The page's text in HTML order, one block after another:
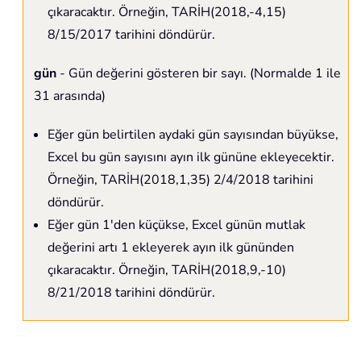
çıkaracaktır. Örneğin, TARİH(2018,-4,15)
8/15/2017 tarihini döndürür.
gün - Gün değerini gösteren bir sayı. (Normalde 1 ile
31 arasında)
Eğer gün belirtilen aydaki gün sayısından büyükse,
Excel bu gün sayısını ayın ilk gününe ekleyecektir.
Örneğin, TARİH(2018,1,35) 2/4/2018 tarihini
döndürür.
Eğer gün 1'den küçükse, Excel günün mutlak
değerini artı 1 ekleyerek ayın ilk gününden
çıkaracaktır. Örneğin, TARİH(2018,9,-10)
8/21/2018 tarihini döndürür.